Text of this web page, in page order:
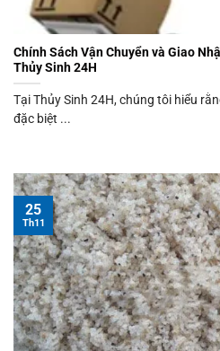
Chính Sách Vận Chuyển và Giao
Thủy Sinh 24H
Tại Thủy Sinh 24H, chúng tôi hiểu
đặc biệt ...
25
Th11